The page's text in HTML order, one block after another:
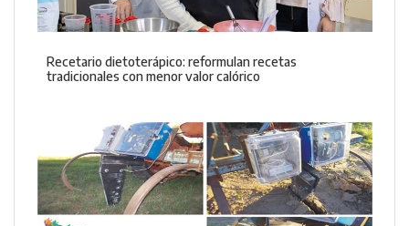
Recetario dietoterápico: reformulan recetas
tradicionales con menor valor calórico